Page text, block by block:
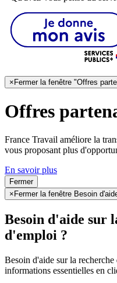
×Fermer la fenêtre "Offres
Offres
France Travail améliore la
vous proposant plus
En savoir plus
Fermer
× Fermer la fenêtre Besoin
Besoin d'aide sur
d'emploi ?
Besoin d'aide sur la
informations essentielles en